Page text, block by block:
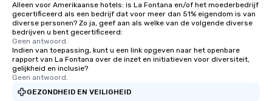
Alleen voor Amerikaanse hotels: is La Fontana en/of het moederbedrijf
gecertificeerd als een bedrijf dat voor meer dan 51% eigendom is van
diverse personen? Zo ja, geef aan als welke van de volgende diverse
bedrijven u bent gecertificeerd:
Geen antwoord.
Indien van toepassing, kunt u een link opgeven naar het openbare
rapport van La Fontana over de inzet en initiatieven voor diversiteit,
gelijkheid en inclusie?
Geen antwoord.
GEZONDHEID EN VEILIGHEID